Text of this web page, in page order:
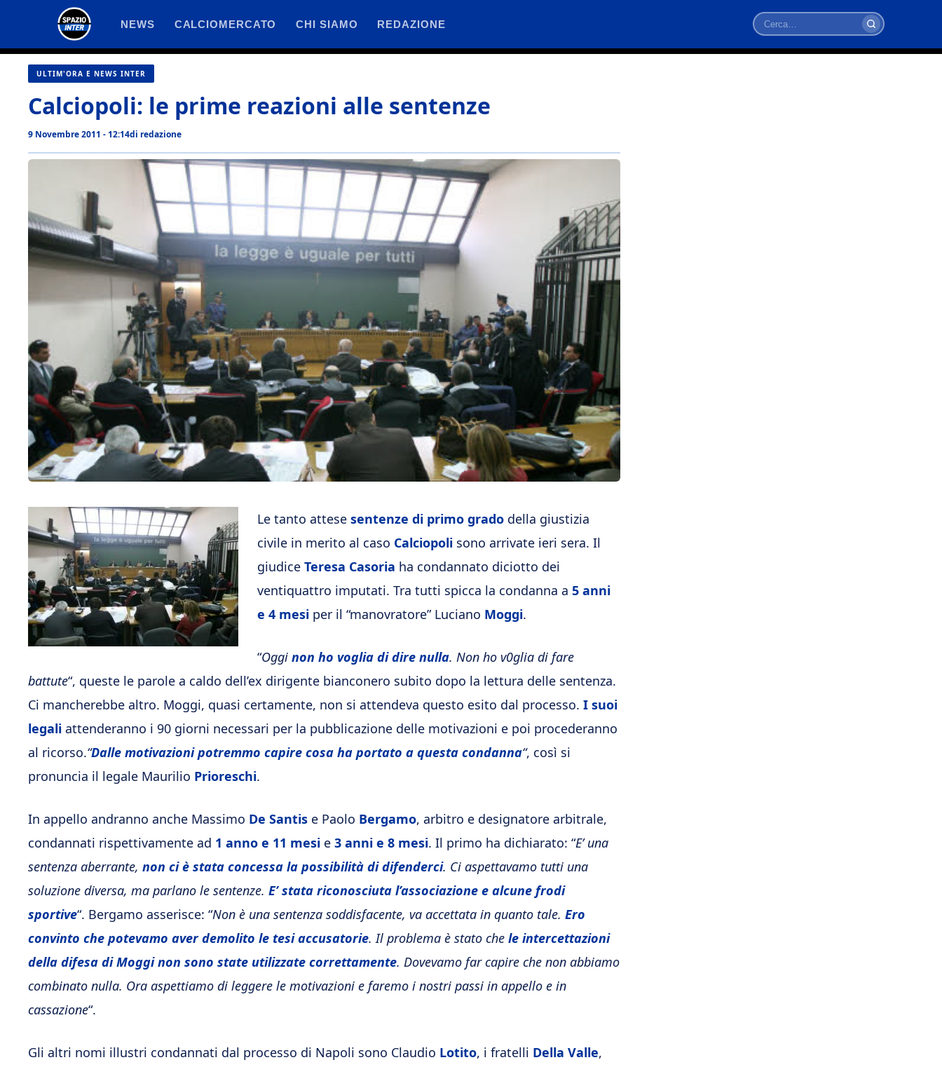
contenuto
NEWS CALCIOMERCATO CHI SIAMO REDAZIONE
Cerca
ULTIM'ORA E NEWS INTER
Calciopoli: le prime reazioni alle sentenze
9 Novembre 2011 - 12:14di redazione
Le tanto attese sentenze di primo grado della giustizia
civile in merito al caso Calciopoli sono arrivate ieri sera. Il
giudice Teresa Casoria ha condannato diciotto dei
ventiquattro imputati. Tra tutti spicca la condanna a 5 anni
e 4 mesi per il “manovratore” Luciano Moggi.
“Oggi non ho voglia di dire nulla. Non ho v0glia di fare
battute“, queste le parole a caldo dell’ex dirigente bianconero subito dopo la lettura delle sentenza.
Ci mancherebbe altro. Moggi, quasi certamente, non si attendeva questo esito dal processo. I suoi
legali attenderanno i 90 giorni necessari per la pubblicazione delle motivazioni e poi procederanno
al ricorso.“Dalle motivazioni potremmo capire cosa ha portato a questa condanna“, così si
pronuncia il legale Maurilio Prioreschi.
In appello andranno anche Massimo De Santis e Paolo Bergamo, arbitro e designatore arbitrale,
condannati rispettivamente ad 1 anno e 11 mesi e 3 anni e 8 mesi. Il primo ha dichiarato: “E’ una
sentenza aberrante, non ci è stata concessa la possibilità di difenderci. Ci aspettavamo tutti una
soluzione diversa, ma parlano le sentenze. E’ stata riconosciuta l’associazione e alcune frodi
sportive“. Bergamo asserisce: “Non è una sentenza soddisfacente, va accettata in quanto tale. Ero
convinto che potevamo aver demolito le tesi accusatorie. Il problema è stato che le intercettazioni
della difesa di Moggi non sono state utilizzate correttamente. Dovevamo far capire che non abbiamo
combinato nulla. Ora aspettiamo di leggere le motivazioni e faremo i nostri passi in appello e in
cassazione“.
Gli altri nomi illustri condannati dal processo di Napoli sono Claudio Lotito, i fratelli Della Valle,